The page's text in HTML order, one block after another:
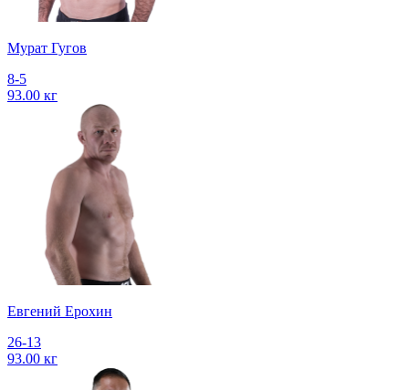
Мурат Гугов
8-5
93.00 кг
Евгений Ерохин
26-13
93.00 кг